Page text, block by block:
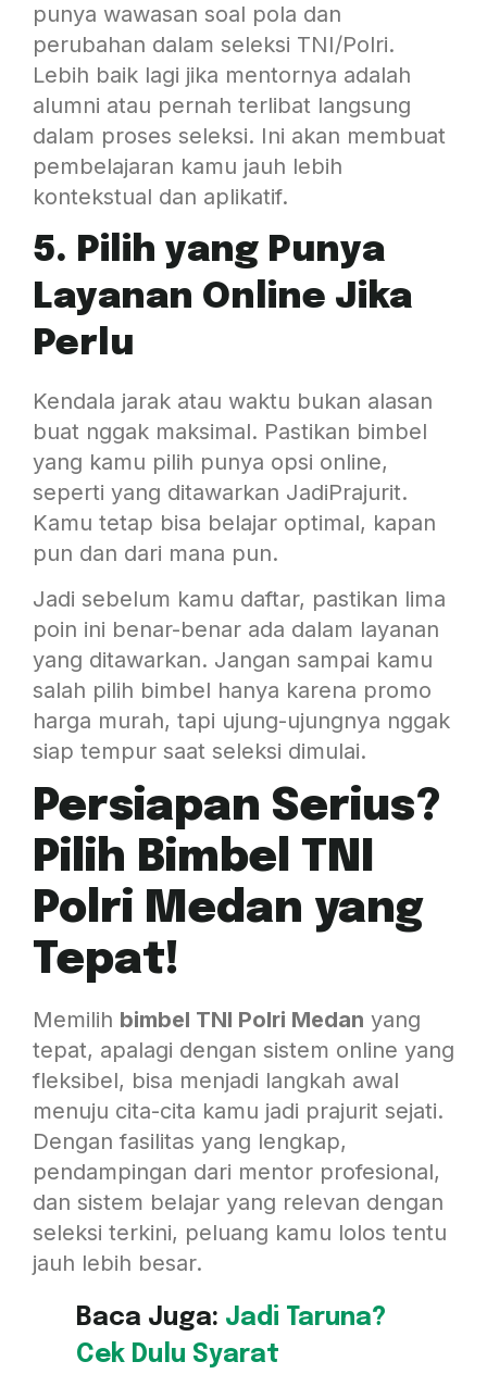
punya wawasan soal pola dan
perubahan dalam seleksi TNI/Polri.
Lebih baik lagi jika mentornya adalah
alumni atau pernah terlibat langsung
dalam proses seleksi. Ini akan membuat
pembelajaran kamu jauh lebih
kontekstual dan aplikatif.
5. Pilih yang Punya
Layanan Online Jika
Perlu
Kendala jarak atau waktu bukan alasan
buat nggak maksimal. Pastikan bimbel
yang kamu pilih punya opsi online,
seperti yang ditawarkan JadiPrajurit.
Kamu tetap bisa belajar optimal, kapan
pun dan dari mana pun.
Jadi sebelum kamu daftar, pastikan lima
poin ini benar-benar ada dalam layanan
yang ditawarkan. Jangan sampai kamu
salah pilih bimbel hanya karena promo
harga murah, tapi ujung-ujungnya nggak
siap tempur saat seleksi dimulai.
Persiapan Serius?
Pilih Bimbel TNI
Polri Medan yang
Tepat!
Memilih bimbel TNI Polri Medan yang
tepat, apalagi dengan sistem online yang
fleksibel, bisa menjadi langkah awal
menuju cita-cita kamu jadi prajurit sejati.
Dengan fasilitas yang lengkap,
pendampingan dari mentor profesional,
dan sistem belajar yang relevan dengan
seleksi terkini, peluang kamu lolos tentu
jauh lebih besar.
Baca Juga: Jadi Taruna?
Cek Dulu Syarat